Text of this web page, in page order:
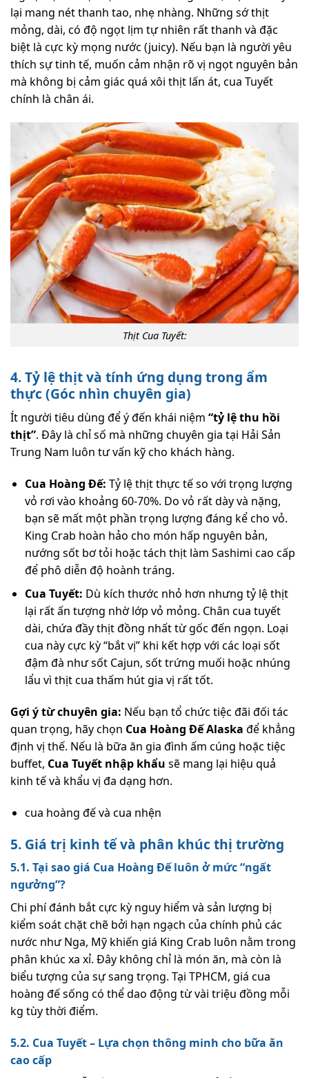
lại mang nét thanh tao, nhẹ nhàng. Những sớ thịt
mỏng, dài, có độ ngọt lịm tự nhiên rất thanh và đặc
biệt là cực kỳ mọng nước (juicy). Nếu bạn là người yêu
thích sự tinh tế, muốn cảm nhận rõ vị ngọt nguyên bản
mà không bị cảm giác quá xôi thịt lấn át, cua Tuyết
chính là chân ái.
Thịt Cua Tuyết:
4. Tỷ lệ thịt và tính ứng dụng trong ẩm
thực (Góc nhìn chuyên gia)
Ít người tiêu dùng để ý đến khái niệm “tỷ lệ thu hồi
thịt”. Đây là chỉ số mà những chuyên gia tại Hải Sản
Trung Nam luôn tư vấn kỹ cho khách hàng.
Cua Hoàng Đế: Tỷ lệ thịt thực tế so với trọng lượng
vỏ rơi vào khoảng 60-70%. Do vỏ rất dày và nặng,
bạn sẽ mất một phần trọng lượng đáng kể cho vỏ.
King Crab hoàn hảo cho món hấp nguyên bản,
nướng sốt bơ tỏi hoặc tách thịt làm Sashimi cao cấp
để phô diễn độ hoành tráng.
Cua Tuyết: Dù kích thước nhỏ hơn nhưng tỷ lệ thịt
lại rất ấn tượng nhờ lớp vỏ mỏng. Chân cua tuyết
dài, chứa đầy thịt đồng nhất từ gốc đến ngọn. Loại
cua này cực kỳ “bắt vị” khi kết hợp với các loại sốt
đậm đà như sốt Cajun, sốt trứng muối hoặc nhúng
lẩu vì thịt cua thấm hút gia vị rất tốt.
Gợi ý từ chuyên gia: Nếu bạn tổ chức tiệc đãi đối tác
quan trọng, hãy chọn Cua Hoàng Đế Alaska để khẳng
định vị thế. Nếu là bữa ăn gia đình ấm cúng hoặc tiệc
buffet, Cua Tuyết nhập khẩu sẽ mang lại hiệu quả
kinh tế và khẩu vị đa dạng hơn.
cua hoàng đế và cua nhện
5. Giá trị kinh tế và phân khúc thị trường
5.1. Tại sao giá Cua Hoàng Đế luôn ở mức “ngất
ngưởng”?
Chi phí đánh bắt cực kỳ nguy hiểm và sản lượng bị
kiểm soát chặt chẽ bởi hạn ngạch của chính phủ các
nước như Nga, Mỹ khiến giá King Crab luôn nằm trong
phân khúc xa xỉ. Đây không chỉ là món ăn, mà còn là
biểu tượng của sự sang trọng. Tại TPHCM, giá cua
hoàng đế sống có thể dao động từ vài triệu đồng mỗi
kg tùy thời điểm.
5.2. Cua Tuyết – Lựa chọn thông minh cho bữa ăn
cao cấp